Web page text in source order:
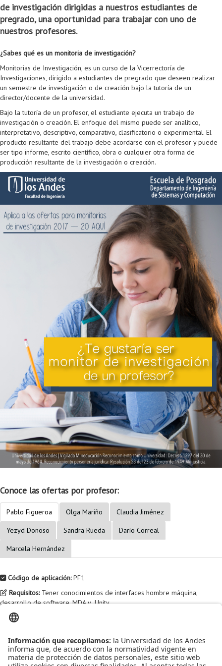
de investigación dirigidas a nuestros estudiantes de
pregrado, una oportunidad para trabajar con uno de
nuestros profesores.
¿Sabes qué es un monitoria de investigación?
Monitorias de Investigación, es un curso de la Vicerrectoría de
Investigaciones, dirigido a estudiantes de pregrado que deseen realizar
un semestre de investigación o de creación bajo la tutoría de un
director/docente de la universidad.
Bajo la tutoría de un profesor, el estudiante ejecuta un trabajo de
investigación o creación. El enfoque del mismo puede ser analítico,
interpretativo, descriptivo, comparativo, clasificatorio o experimental. El
producto resultante del trabajo debe acordarse con el profesor y puede
ser tipo informe, escrito científico, obra o cualquier otra forma de
producción resultante de la investigación o creación.
Conoce las ofertas por profesor:
Pablo Figueroa Olga Mariño Claudia Jiménez
Yezyd Donoso Sandra Rueda Darío Correal
Marcela Hernández
Código de aplicación:PF1
Requisitos:Tener conocimientos de interfaces hombre máquina,
desarrollo de software, MDA y Unity.
Convocatoria ISIS
Convocatoria IA
Oportunidades
Información general
Opciones académicas
TI en las Organizaciones
Computación Visual
Matemática computacional
Profesores
Acreditaciones
Internacionalización
Cursos electivos
Electivas reguladas
Electivas profesionales
Electivas profesionales en otros departamentos
Oferta de cursos periodo intersemestral
Procesos administrativos
Consejería
Doble programa
Doble titulación
Examen Saber Pro
Práctica académica
Proyecto de grado
Transferencia
Grado
Movilidad Estudiantil (Intercambio)
Reingreso
Reintegro
Retiro Voluntario
Aplazamiento
Trasnferencia Interna
Intercambio Is-Link
Grado
Reglamento General de Estudiantes de Maestría RGEMa
Bienestar institucional
Oferta de cursos
Convocatorias
Maestría en Gerencia de Tecnologías de Información (MAIT)
Maestría en Arquitectura de Tecnologías de Información
(MATI)
Maestría en Biología Computacional (MBC)
Maestría en Tecnologías de Información para el Negocio
(MBIT)
Maestría en Seguridad de la Información (MESI)
Maestría en Ingeniería de Información (MINE)
Maestría en Ingeniería de Sistemas y Computación (MISIS)
Maestría en Ingeniería de Software (MISO)
Instructores
Asistentes Postdoctorales
Profesores Adjuntos
Coordinadores generales
Coordinadores de programa
Gestores
Personal de apoyo
Personal de laboratorios
Ofertas Laborales
Emprendedores e Innovadores
TICSw
Colaboratorio de Interacción, Visualización, Robótica y Sistemas
Autónomos
Laboratorio de Arquitecturas Empresariales
Laboratorio de Conectividad y Redes
Laboratorio de Computación Móvil
Laboratorio de Informática Forense
Laboratorio de Ingeniería de Información - Códice
Laboratorios de Propósito General
Laboratorios de Seguridad de la Información
Sala de Video Juegos